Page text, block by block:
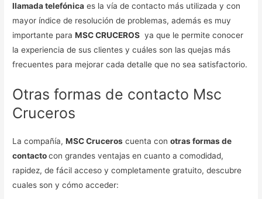
llamada telefónica es la vía de contacto más utilizada y con
mayor índice de resolución de problemas, además es muy
importante paraMSC CRUCEROS ya que le permite conocer
la experiencia de sus clientes y cuáles son las quejas más
frecuentes para mejorar cada detalle que no sea satisfactorio.
Otras formas de contacto Msc
Cruceros
La compañía,MSC Cruceros cuenta conotras formas de
contactocon grandes ventajas en cuanto a comodidad,
rapidez, de fácil acceso y completamente gratuito, descubre
cuales son y cómo acceder: